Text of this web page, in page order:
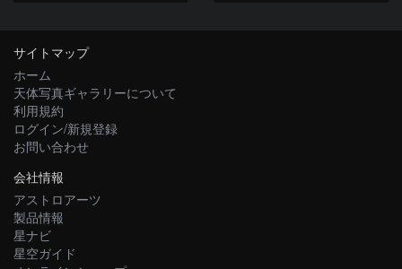
サイトマップ
ホーム
天体写真ギャラリーについて
利用規約
ログイン/新規登録
お問い合わせ
会社情報
アストロアーツ
製品情報
星ナビ
星空ガイド